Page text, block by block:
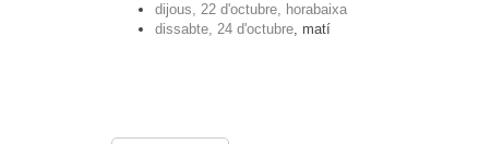
dijous, 22 d'octubre, horabaixa
dissabte, 24 d'octubre, matí